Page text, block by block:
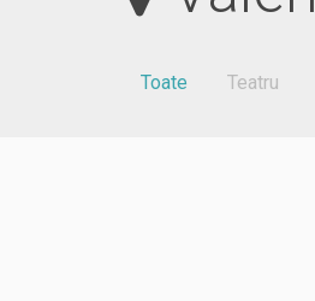
Toate Teatru